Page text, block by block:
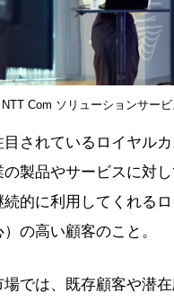
Com ソリューションサー
目されているロイヤル
の製品やサービスに対
的に利用してくれる
）の高い顧客のこと。
場では、既存顧客や潜